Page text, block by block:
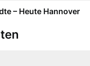
– Heute Hannover